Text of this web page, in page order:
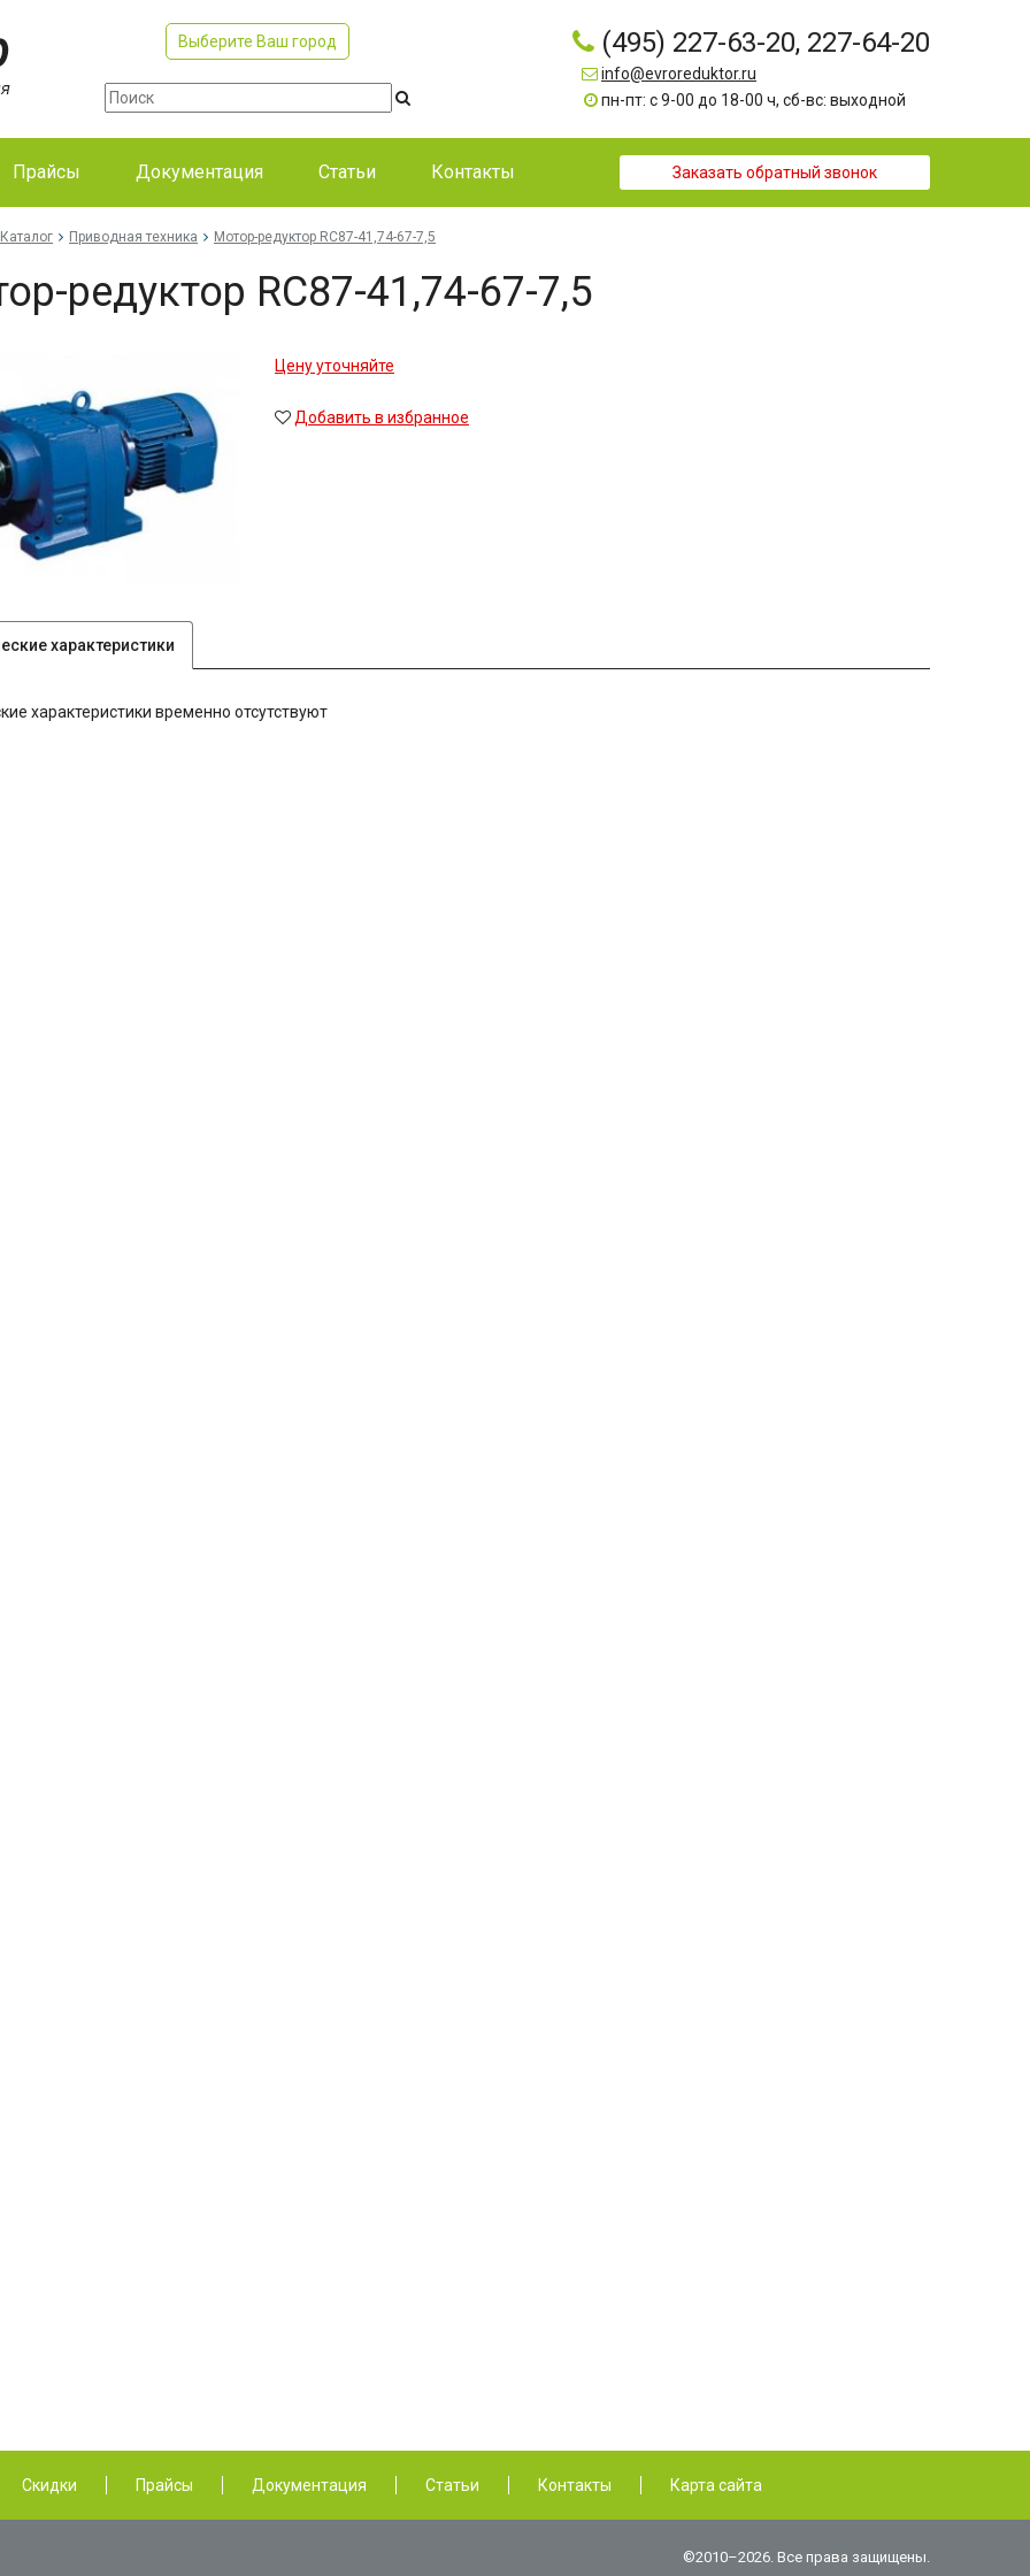
Выберите Ваш город (495) 227-63-20, 227-64-20
info@evroreduktor.ru
пн-пт: с 9-00 до 18-00 ч, сб-вс: выходной
Прайсы Документация Статьи Контакты Заказать обратный звонок
Каталог Приводная техника Мо­тор-ре­дук­тор RC87-41,74-67-7,5
ре­дук­тор RC87-41,74-67-7,5
Цену уточняйте
Добавить в избранное
характеристики
характеристики временно отсутствуют
Скидки Прайсы Документация Статьи Контакты Карта сайта
©2010–2026. Все права защищены.